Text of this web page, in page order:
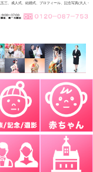
三、成人式、結婚式、プロフィール、記念写真(大人・